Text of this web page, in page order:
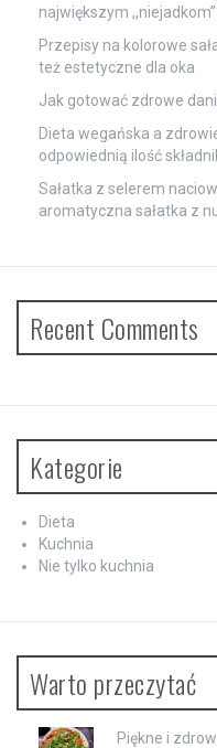
największym
Przepisy na kolorowe
też estetyczne dla oka
Jak gotować zdrowe
Dieta wegańska a
odpowiednią ilość
Sałatka z selerem
aromatyczna sałatka z
Recent Comments
Kategorie
Dieta
Kuchnia
Nie tylko kuchnia
Warto przeczytać
Piękne i